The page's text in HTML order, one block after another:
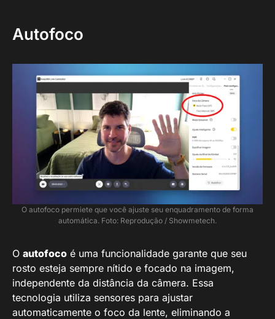
Autofoco
O autofoco permiete que você ajuste seu enquadramento de forma
automática. Foto: Reprodução / Showmetech.
O autofoco é uma funcionalidade garante que seu
rosto esteja sempre nítido e focado na imagem,
independente da distância da câmera. Essa
tecnologia utiliza sensores para ajustar
automaticamente o foco da lente, eliminando a